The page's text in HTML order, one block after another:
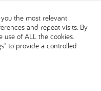
website
the most relevant
and repeat visits. By
use of ALL the cookies.
to provide a controlled